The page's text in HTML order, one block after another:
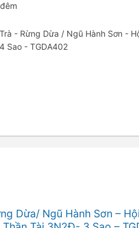
- Rừng Dừa / Ngũ Hành Sơn -
Sao - TGDA402
Dừa/ Ngũ Hành Sơn –